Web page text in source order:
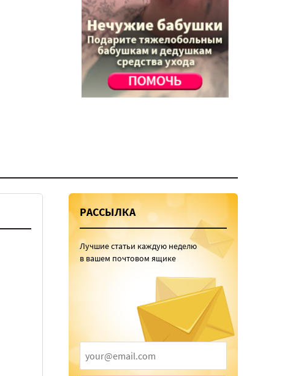
РАССЫЛКА
Лучшие статьи каждую неделю
в вашем почтовом ящике